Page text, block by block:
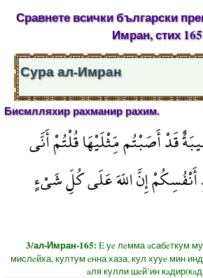
Сравнете всички български
Имран, стих 165
Сура ал-Имран
Бисмлляхир рахманир рахим.
قَدْ أَصَبْتُم مِّثْلَيْهَا قُلْتُمْ أَنَّى
إِنَّ اللّهَ عَلَى كُلِّ شَيْءٍ
3/ал-Имран-165:E уe лeмма aсабeткум
мислeйха, култум eнна хаза, кул хууe мин
aля кулли шeй’ин